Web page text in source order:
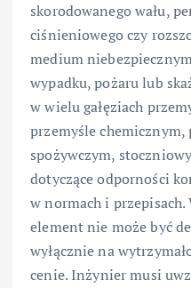
skorodowanego wału,
ciśnieniowego czy
medium
wypadku, pożaru lub
w wielu gałęziach
przemyśle
spożywczym,
dotyczące odporności
w normach i
element nie może być
wyłącznie na
cenie. Inżynier musi